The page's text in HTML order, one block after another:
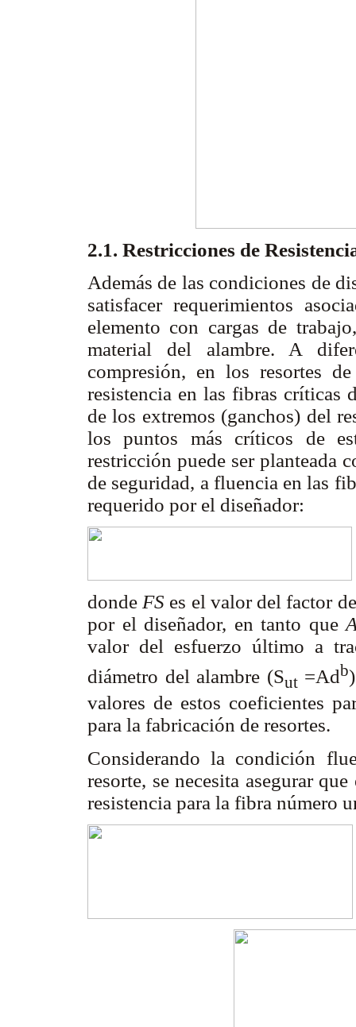
2.1. Restricciones de
Además de las condiciones de
satisfacer requerimientos
elemento con cargas de
material del alambre. A
compresión, en los resortes
resistencia en las fibras críticas
de los extremos (ganchos) del
los puntos más críticos de
restricción puede ser planteada
de seguridad, a fluencia en las
requerido por el diseñador:
donde FS es el valor del factor
por el diseñador, en tanto que
valor del esfuerzo último a
diámetro del alambre (Sut=Adb
valores de estos coeficientes
para la fabricación de resortes.
Considerando la condición
resorte, se necesita asegurar
resistencia para la fibra número